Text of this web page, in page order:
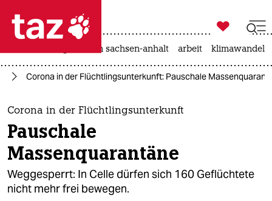
 taz zahl ich
taz zahl ich
themen
politik
öko
gesellschaft

taz zahl ich
landtagswahl in sachsen-anhalt arbeit klimawandel
Corona in der Flüchtlingsunterkunft: Pauschale
Corona in der Flüchtlingsunterkunft
Pauschale
Massenquarantäne
Weggesperrt: In Celle dürfen sich 160 Geflüchtete
nicht mehr frei bewegen.